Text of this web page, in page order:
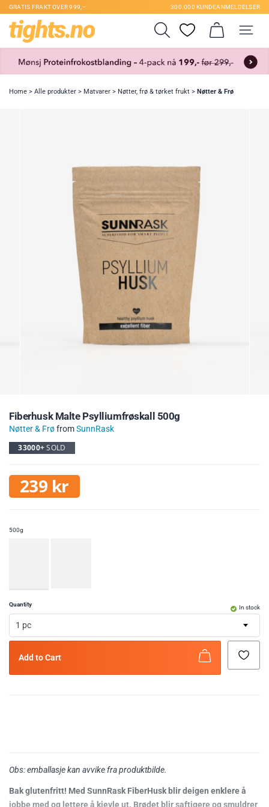
GRATIS FRAKT OVER 999,– 300.000 KUNDEANMELDELSER
Home > Alle produkter > Matvarer > Nøtter, frø & tørket frukt > Nøtter & Frø
Fiberhusk Malte Psylliumfrøskall 500g
Nøtter & FrøfromSunnRask
33000+SOLD
239 kr
500g
In stock
Quantity
1 pc
Add to Cart
Obs: emballasje kan avvike fra produktbilde.
Bak glutenfritt! Med SunnRask FiberHusk blir deigen enklere å